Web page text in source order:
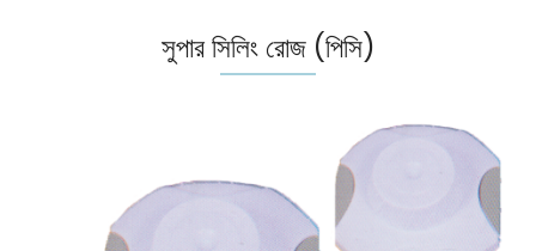
সুপার সিলিং রোজ (পিসি)